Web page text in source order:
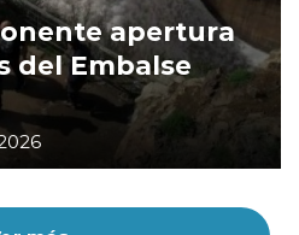
apertura
del Embalse